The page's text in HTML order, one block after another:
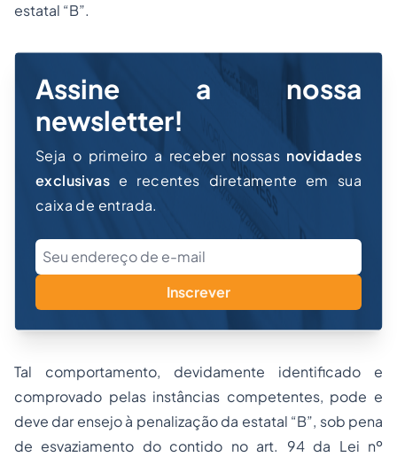
estatal “B”.
Assine a nossa
newsletter!
Seja o primeiro a receber nossas novidades
exclusivas e recentes diretamente em sua
caixa de entrada.
Inscrever
Tal comportamento, devidamente identificado e
comprovado pelas instâncias competentes, pode e
deve dar ensejo à penalização da estatal “B”, sob pena
de esvaziamento do contido no art. 94 da Lei nº